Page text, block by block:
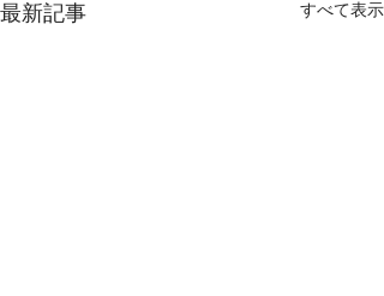
最新記事 すべて表示